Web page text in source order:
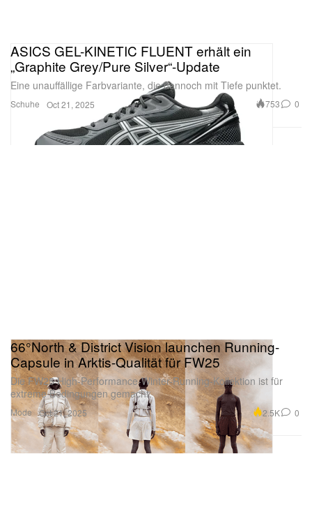
Schuhe
ASICS GEL-KINETIC FLUENT erhält ein
„Graphite Grey/Pure Silver“-Update
Eine unauffällige Farbvariante, die dennoch mit Tiefe punktet.
Oct 21, 2025 753 0
Mode
66°North & District Vision launchen Running-
Capsule in Arktis-Qualität für FW25
Die FW25 High-Performance-Winter-Running-Kollektion ist für
extreme Bedingungen gemacht.
Oct 21, 2025 2.5K 0